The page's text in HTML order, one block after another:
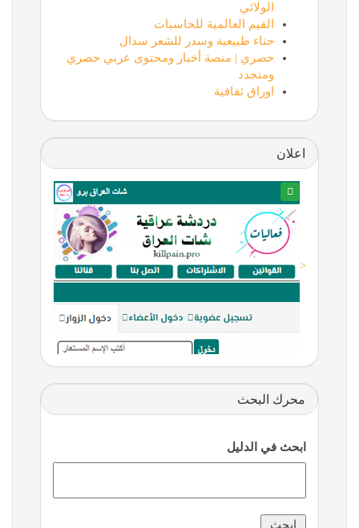
الولائي
القيم العالمية للحاسبات
حناء طبيعية وسدر للشعر سدال
حصري | منصة أخبار ومحتوى عربي حصري
ومتجدد
اوراق ثقافية
اعلان
<
محرك البحث
ابحث في الدليل